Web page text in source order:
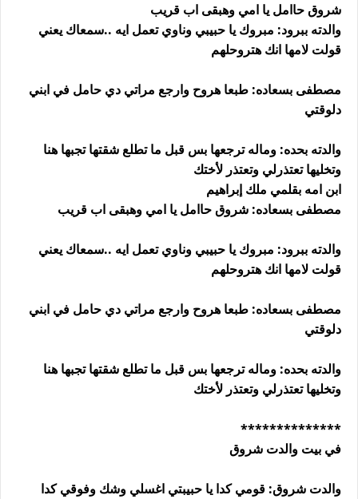
شروق حاامل يا امي وهبقى اب قريب
والدته ببرود: مبروك يا حبيبي وناوي تعمل ايه ..سمعاك يعني
قولت لامها انك هتروحلهم
مصطفى بسعاده: طبعا هروح وارجع مراتي دي حامل في ابني
دلوقتي
والدته بحده: وماله ترجعها بس قبل ما تطلع شقتها تجبها هنا
وتخليها تعتذرلي وتعتذر لأختك
ابن امه بقلمي ملك إبراهيم
مصطفى بسعاده: شروق حاامل يا امي وهبقى اب قريب
والدته ببرود: مبروك يا حبيبي وناوي تعمل ايه ..سمعاك يعني
قولت لامها انك هتروحلهم
مصطفى بسعاده: طبعا هروح وارجع مراتي دي حامل في ابني
دلوقتي
والدته بحده: وماله ترجعها بس قبل ما تطلع شقتها تجبها هنا
وتخليها تعتذرلي وتعتذر لأختك
**************
في بيت والدت شروق
والدت شروق: قومي كدا يا حبيبتي اغسلي وشك وفوقي كدا